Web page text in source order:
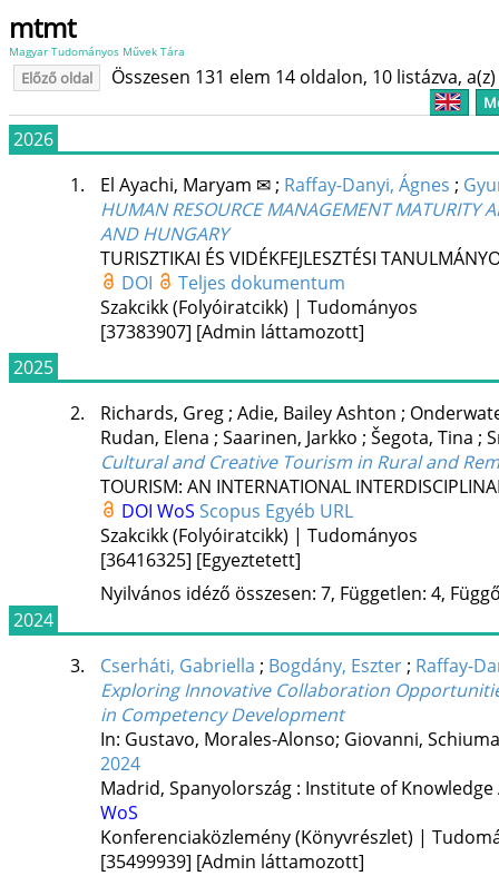
mtmt
Magyar Tudományos Művek Tára
Előző oldal Összesen 131 elem 14 oldalon, 10 listázva,
2026
1.
El Ayachi, Maryam ✉; Raffay-Danyi, Ágnes ;
HUMAN RESOURCE MANAGEMENT MATURITY
AND HUNGARY
TURISZTIKAI ÉS VIDÉKFEJLESZTÉSI
DOI
Teljes dokumentum
Szakcikk (Folyóiratcikk) | Tudományos
[37383907] [Admin láttamozott]
2025
2.
Richards, Greg; Adie, Bailey Ashton ;
Rudan, Elena ; Saarinen, Jarkko ; Šegota, Tina ;
Cultural and Creative Tourism in Rural and
TOURISM: AN INTERNATIONAL
DOI WoS Scopus Egyéb URL
Szakcikk (Folyóiratcikk) | Tudományos
[36416325] [Egyeztetett]
Nyilvános idéző összesen: 7, Független: 4,
2024
3.
Cserháti, Gabriella ; Bogdány, Eszter; Raffay-
Exploring Innovative Collaboration
in Competency Development
In: Gustavo, Morales-Alonso; Giovanni,
2024
Madrid, Spanyolország : Institute of
WoS
Konferenciaközlemény (Könyvrészlet) |
[35499939] [Admin láttamozott]